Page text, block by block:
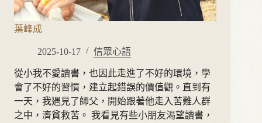
葉峰成
2025-10-17 信眾心語
從小我不愛讀書，也因此走進了不好的環境，學
會了不好的習慣，建立起錯誤的價值觀。直到有
一天，我遇見了師父，開始跟著他走入苦難人群
之中，濟貧救苦。 我看見有些小朋友渴望讀書，